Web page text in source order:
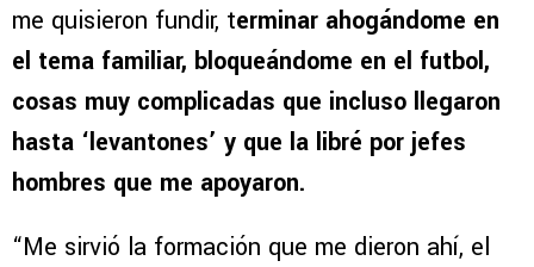
me quisieron fundir, terminar ahogándome en
el tema familiar, bloqueándome en el futbol,
cosas muy complicadas que incluso llegaron
hasta ‘levantones’ y que la libré por jefes
hombres que me apoyaron.
“Me sirvió la formación que me dieron ahí, el